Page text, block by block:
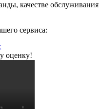
качестве обслуживания
сервиса:
оценку!